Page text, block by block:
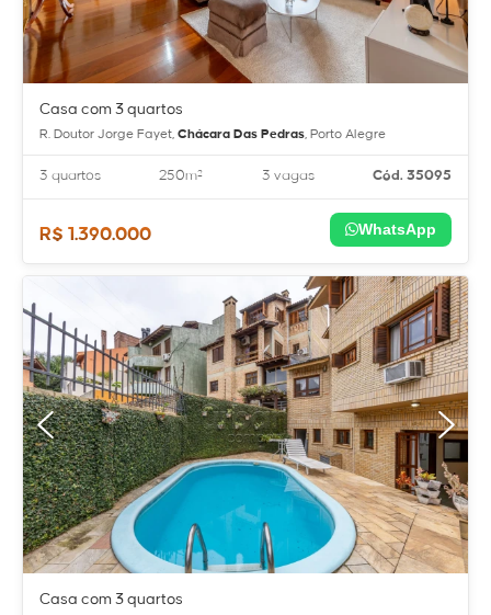
Casa com 3 quartos
R. Doutor Jorge Fayet, Chácara Das Pedras, Porto Alegre
3 quartos 250m² 3 vagas Cód. 35095
R$ 1.390.000 WhatsApp
Casa com 3 quartos